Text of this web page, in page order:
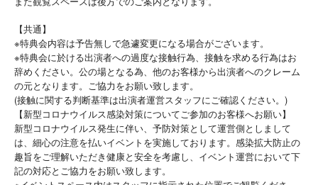
【共通】
※特典会内容は予告無しで急遽変更になる場合がございます。
※特典会に於ける出演者への過度な接触行為、接触を求める行為はお
辞めください。公の場となる為、他のお客様から出演者へのクレーム
の元となります。ご協力をお願い致します。
(接触に関する判断基準は出演者運営スタッフにご確認ください。)
【新型コロナウイルス感染対策についてご参加のお客様へお願い】
新型コロナウイルス発生に伴い、予防対策として運営側としまして
は、細心の注意を払いイベントを実施しております。感染拡大防止の
趣旨をご理解いただき健康と安全を考慮し、イベント運営において下
記の対応とご協力をお願い致します。